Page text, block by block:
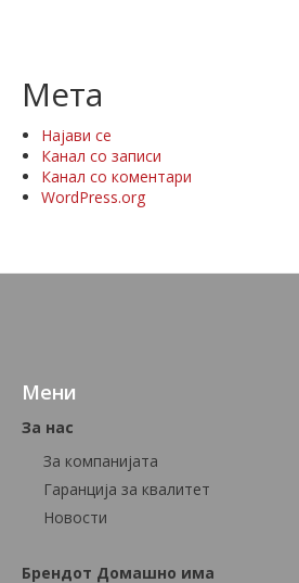
Мета
Најави се
Канал со записи
Канал со коментари
WordPress.org
Мени
За нас
За компанијата
Гаранција за квалитет
Новости
Брендот Домашно има